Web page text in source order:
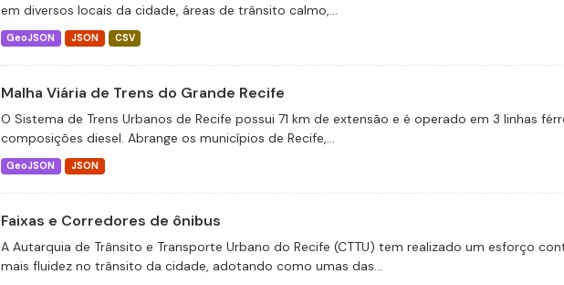
em diversos locais da cidade, áreas de trânsito calmo,...
GeoJSON JSON CSV
Malha Viária de Trens do Grande Recife
O Sistema de Trens Urbanos de Recife possui 71 km de extensão e é operado em 3 linhas
composições diesel. Abrange os municípios de Recife,...
GeoJSON JSON
Faixas e Corredores de ônibus
A Autarquia de Trânsito e Transporte Urbano do Recife (CTTU) tem realizado um esforço
mais fluidez no trânsito da cidade, adotando como umas das...